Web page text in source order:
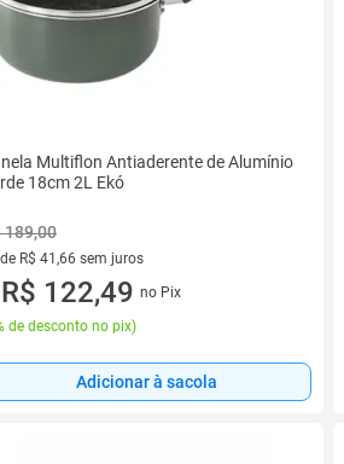
Multiflon Antiaderente de Alumínio
18cm 2L Ekó
189,00
R$ 41,66 sem juros
de R$ 41,66 sem juros
R$ 122,49 no Pix
de desconto no pix)
Adicionar à sacola